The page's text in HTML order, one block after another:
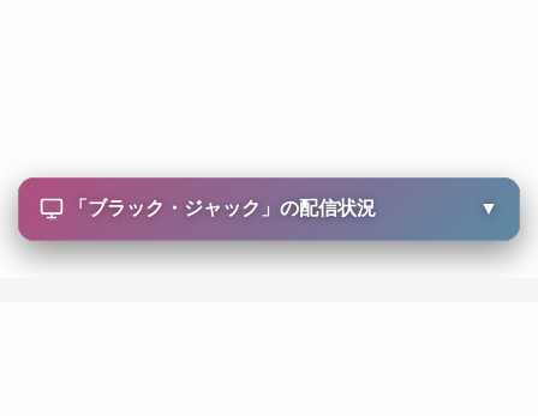
「 ブラック・ジャック 」の配信状況 ▼